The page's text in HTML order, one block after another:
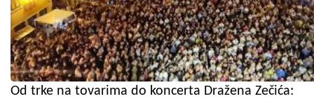
Od trke na tovarima do koncerta Dražena Zečića: